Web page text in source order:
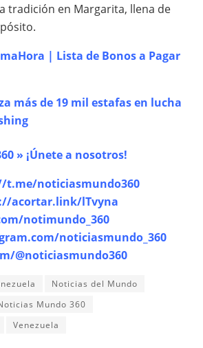
tradición en Margarita, llena de
| Lista de Bonos a Pagar
más de 19 mil estafas en lucha
» ¡Únete a nosotros!
t.me/noticiasmundo360
acortar.link/lTvyna
notimundo_360
noticiasmundo_360
@noticiasmundo360
Noticias del Mundo
Mundo 360
Venezuela